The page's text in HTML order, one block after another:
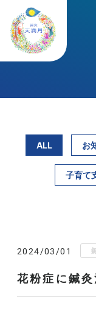
ALL お
子育て
2024/03/01
花粉症に鍼